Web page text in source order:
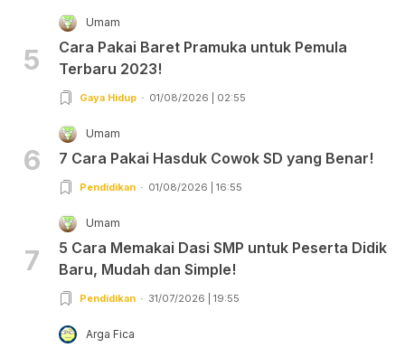
5
Umam
Cara Pakai Baret Pramuka untuk Pemula
Terbaru 2023!
Gaya Hidup 01/08/2026 | 02:55
6
Umam
7 Cara Pakai Hasduk Cowok SD yang Benar!
Pendidikan 01/08/2026 | 16:55
7
Umam
5 Cara Memakai Dasi SMP untuk Peserta Didik
Baru, Mudah dan Simple!
Pendidikan 31/07/2026 | 19:55
Arga Fica